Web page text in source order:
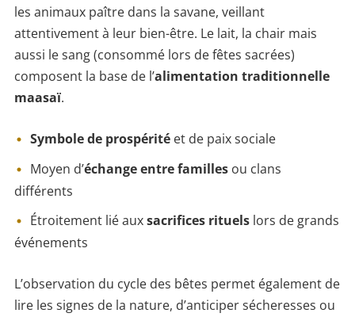
les animaux paître dans la savane, veillant
attentivement à leur bien-être. Le lait, la chair mais
aussi le sang (consommé lors de fêtes sacrées)
composent la base de l’alimentation traditionnelle
maasaï.
Symbole de prospéritéet de paix sociale
Moyen d’échange entre famillesou clans
différents
Étroitement lié auxsacrifices rituelslors de grands
événements
L’observation du cycle des bêtes permet également de
lire les signes de la nature, d’anticiper sécheresses ou